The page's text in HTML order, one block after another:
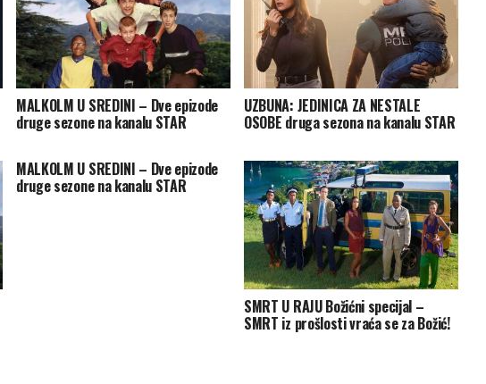
MALKOLM U SREDINI – Dve epizode
druge sezone na kanalu STAR
UZBUNA: JEDINICA ZA NESTALE
OSOBE druga sezona na kanalu STAR
MALKOLM U SREDINI – Dve epizode
druge sezone na kanalu STAR
SMRT U RAJU Božićni specijal –
SMRT iz prošlosti vraća se za Božić!